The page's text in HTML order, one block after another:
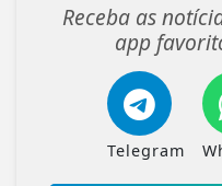
Receba as
app
Telegram